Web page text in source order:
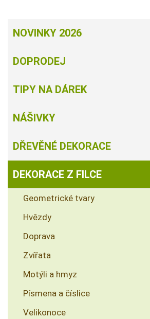
NOVINKY 2026
DOPRODEJ
TIPY NA DÁREK
NÁŠIVKY
DŘEVĚNÉ DEKORACE
DEKORACE Z FILCE
Geometrické tvary
Hvězdy
Doprava
Zvířata
Motýli a hmyz
Písmena a číslice
Velikonoce